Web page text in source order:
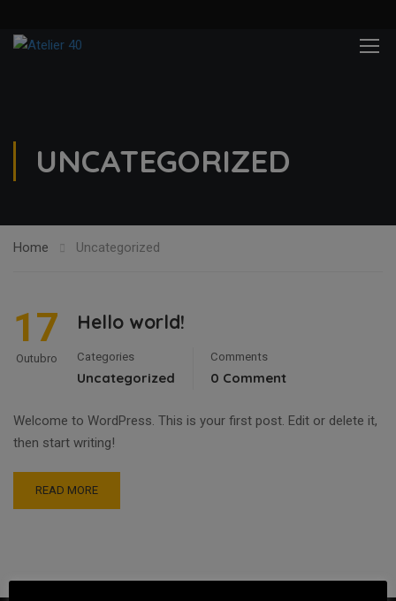
UNCATEGORIZED
Home Uncategorized
17
Outubro
Hello world!
Categories
Uncategorized
Comments
0 Comment
Welcome to WordPress. This is your first post. Edit or delete it,
then start writing!
READ MORE